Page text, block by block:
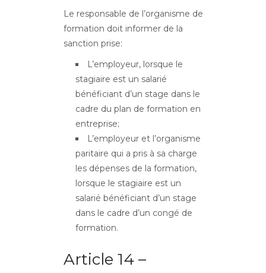
Le responsable de l’organisme de
formation doit informer de la
sanction prise:
L’employeur, lorsque le
stagiaire est un salarié
bénéficiant d’un stage dans le
cadre du plan de formation en
entreprise;
L’employeur et l’organisme
paritaire qui a pris à sa charge
les dépenses de la formation,
lorsque le stagiaire est un
salarié bénéficiant d’un stage
dans le cadre d’un congé de
formation.
Article 14 –